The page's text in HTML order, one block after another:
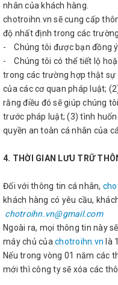
nhân của khách hàng.
chotroihn.vn sẽ cung cấp
độ nhất định trong các
- Chúng tôi được bạn đồng
- Chúng tôi có thể tiết lộ
trong các trường hợp thật sự
của các cơ quan pháp luật;
rằng điều đó sẽ giúp chúng
trước pháp luật; (3) tình
quyền an toàn cá nhân của
4. THỜI GIAN LƯU TRỮ
Đối với thông tin cá nhân,
khách hàng có yêu cầu,
chotroihn.vn@gmail.com
Ngoài ra, mọi thông tin này
máy chủ của chotroihn.vn là
Nếu trong vòng 01 năm các
mới thì công ty sẽ xóa các